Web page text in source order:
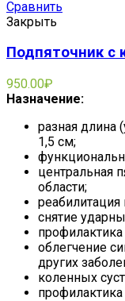
Сравнить
Закрыть
Подпяточник с
950.00₽
Назначение:
разная длина
1,5 см;
центральная
области;
реабилитация
снятие
облегчение
других
коленных